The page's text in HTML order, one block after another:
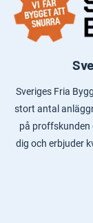
Sveriges Fria
stort antal
på proffskunden
dig och erbjuder